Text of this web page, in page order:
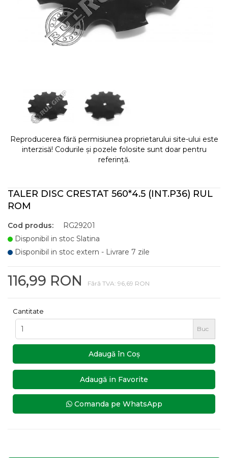
Reproducerea fără permisiunea proprietarului site-ului este
interzisă! Codurile și pozele folosite sunt doar pentru
referință.
TALER DISC CRESTAT 560*4.5 (INT.P36) RUL
ROM
Cod produs:
RG29201
Disponibil in stoc Slatina
Disponibil in stoc extern - Livrare 7 zile
116,99 RON Fără TVA: 96,69 RON
Cantitate
Buc
Adaugă în Coş
Adaugă in Favorite
Comanda pe WhatsApp